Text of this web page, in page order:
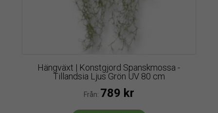
Hängväxt | Konstgjord Spanskmossa -
Tillandsia Ljus Grön UV 80 cm
Från: 789 kr